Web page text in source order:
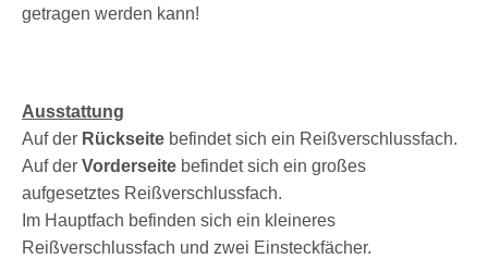
getragen werden kann!
Ausstattung
Auf der Rückseite befindet sich ein Reißverschlussfach.
Auf der Vorderseite befindet sich ein großes
aufgesetztes Reißverschlussfach.
Im Hauptfach befinden sich ein kleineres
Reißverschlussfach und zwei Einsteckfächer.